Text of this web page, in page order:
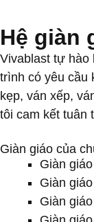
Hệ giàn
Vivablast tự hào
trình có yêu cầu
kẹp, ván xếp,
tôi cam kết tuân
Giàn giáo của
Giàn
Giàn
Giàn